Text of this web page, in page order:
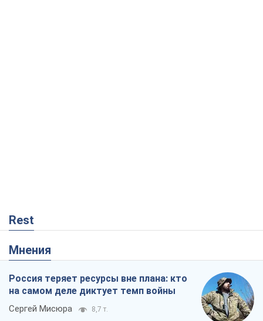
Rest
Мнения
Россия теряет ресурсы вне плана: кто
на самом деле диктует темп войны
Сергей Мисюра 8,7 т.